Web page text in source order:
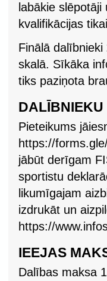
labākie
kvalifikācijas
Finālā
skalā. Sīkāka
tiks paziņota
Pieteikums
https://
jābūt derīgam
sportistu
likumīgajam
izdrukāt un
https://
IEEJAS
Dalības maksa